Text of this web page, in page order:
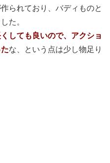
られており、バディものと
た。
しても良いので、アクショ
な、という点は少し物足り